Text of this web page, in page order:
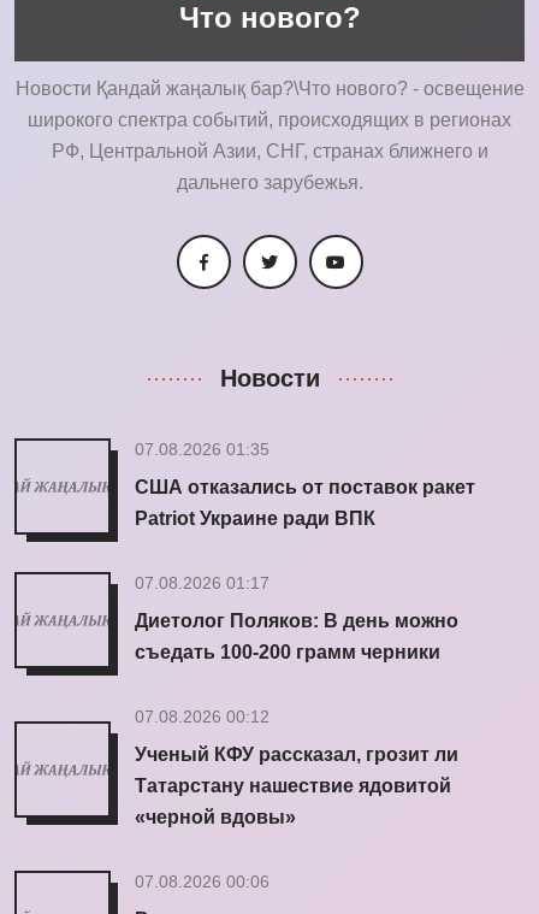
Что нового?
Новости Қандай жаңалық бар?\Что нового? - освещение
широкого спектра событий, происходящих в регионах
РФ, Центральной Азии, СНГ, странах ближнего и
дальнего зарубежья.
Новости
07.08.2026 01:35
США отказались от поставок ракет
Patriot Украине ради ВПК
07.08.2026 01:17
Диетолог Поляков: В день можно
съедать 100-200 грамм черники
07.08.2026 00:12
Ученый КФУ рассказал, грозит ли
Татарстану нашествие ядовитой
«черной вдовы»
07.08.2026 00:06